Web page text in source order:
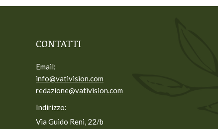
CONTATTI
Email:
info@vativision.com
redazione@vativision.com
Indirizzo:
Via Guido Reni, 22/b